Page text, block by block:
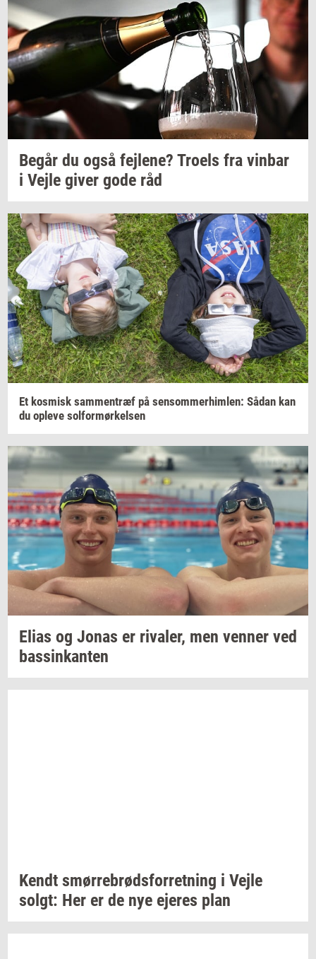
Begår du også fejl­e­ne? Tro­els fra vin­bar
i Vejle giver gode råd
Et kos­misk sam­men­træf på sen­som­mer­him­len: Sådan kan
du op­le­ve sol­for­mør­kel­sen
Elias og Jonas er ri­va­ler, men ven­ner ved
bas­sinkan­ten
Kendt smør­re­brød­s­for­ret­ning i Vejle
solgt: Her er de nye eje­res plan